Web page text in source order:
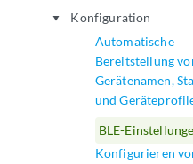
play_arrow
Konfiguration
Automatische
Bereitstellung
Gerätenamen,
und
BLE-
Konfigurieren